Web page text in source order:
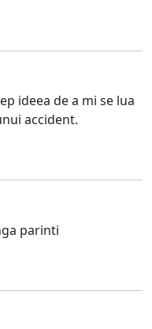
ideea de a mi se lua
accident.
parinti